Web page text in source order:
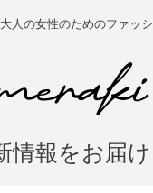
人の女性のためのファッ
情報をお届け